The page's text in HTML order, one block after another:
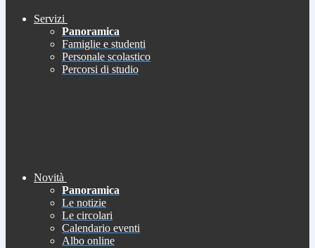
Servizi
Panoramica
Famiglie e studenti
Personale scolastico
Percorsi di studio
Novità
Panoramica
Le notizie
Le circolari
Calendario eventi
Albo online